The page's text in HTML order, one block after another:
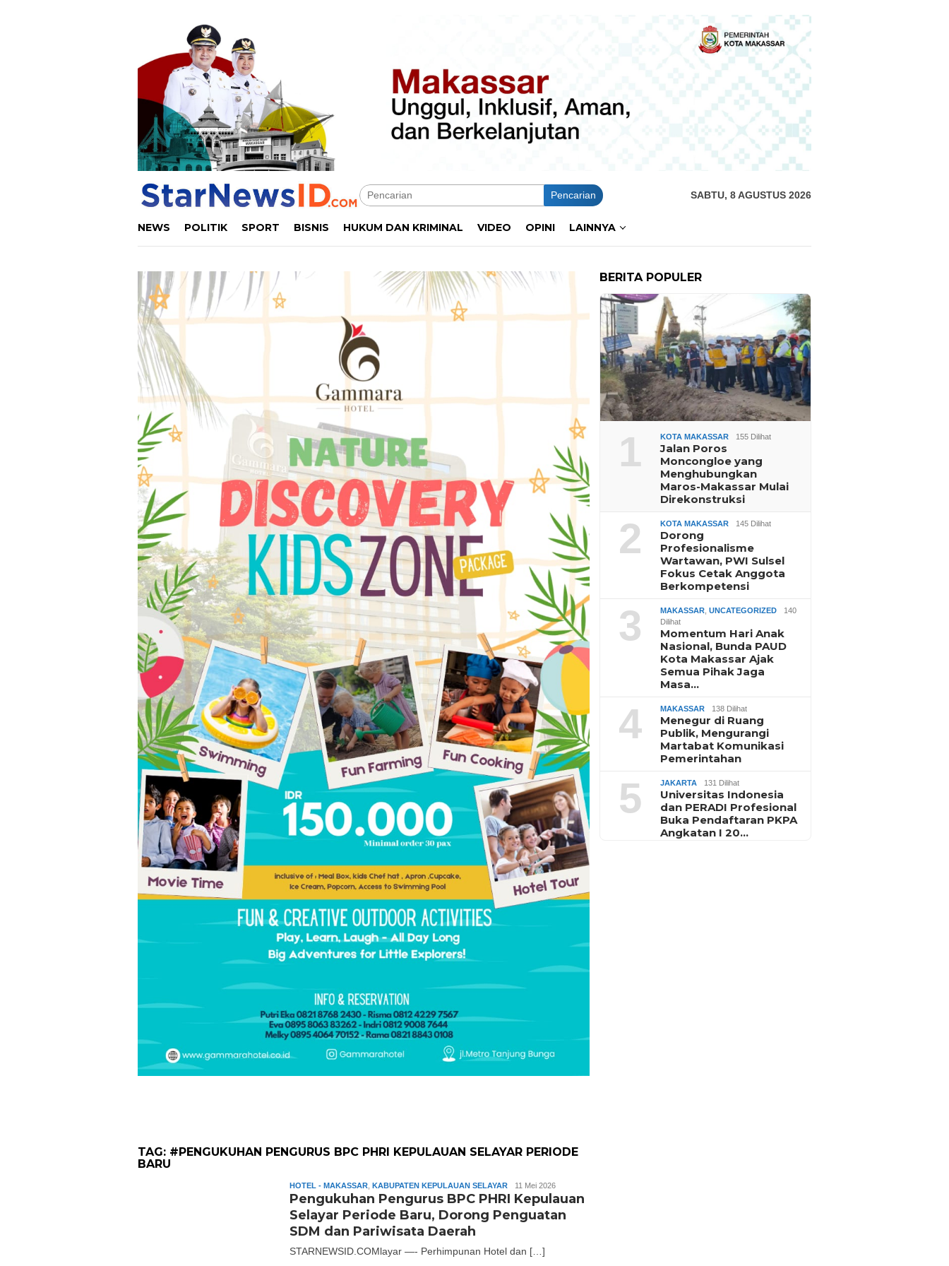
Pencarian SABTU, 8 AGUSTUS 2026
NEWS POLITIK SPORT BISNIS HUKUM DAN KRIMINAL VIDEO OPINI LAINNYA
TAG: #PENGUKUHAN PENGURUS BPC PHRI KEPULAUAN SELAYAR PERIODE
BARU
HOTEL - MAKASSAR KABUPATEN KEPULAUAN SELAYAR Slamet
Riady
11 Mei 2026
Pengukuhan Pengurus BPC PHRI Kepulauan
Selayar Periode Baru, Dorong Penguatan
SDM dan Pariwisata Daerah
STARNEWSID.COMlayar —- Perhimpunan Hotel dan […]
BERITA POPULER
1 KOTA MAKASSAR 155 Dilihat
Jalan Poros
Moncongloe yang
Menghubungkan
Maros-Makassar Mulai
Direkonstruksi
2 KOTA MAKASSAR 145 Dilihat
Dorong
Profesionalisme
Wartawan, PWI Sulsel
Fokus Cetak Anggota
Berkompetensi
3 MAKASSAR ,UNCATEGORIZED
140
Dilihat
Momentum Hari Anak
Nasional, Bunda PAUD
Kota Makassar Ajak
Semua Pihak Jaga
Masa…
4 MAKASSAR 138 Dilihat
Menegur di Ruang
Publik, Mengurangi
Martabat Komunikasi
Pemerintahan
5 JAKARTA 131 Dilihat
Universitas Indonesia
dan PERADI Profesional
Buka Pendaftaran PKPA
Angkatan I 20…